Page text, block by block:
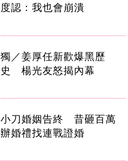
度認：我也會崩潰
獨／姜厚任新歡爆黑歷
史 楊光友怒揭內幕
小刀婚姻告終 昔砸百萬
辦婚禮找連戰證婚